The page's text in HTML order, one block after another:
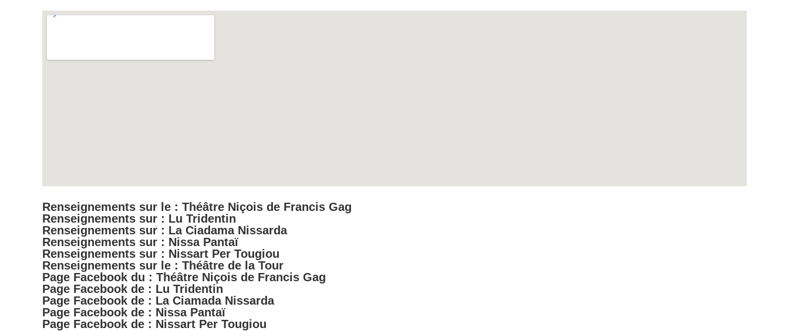
Renseignements sur le : Théâtre Niçois de Francis Gag
Renseignements sur : Lu Tridentin
Renseignements sur : La Ciadama Nissarda
Renseignements sur : Nissa Pantaï
Renseignements sur : Nissart Per Tougiou
Renseignements sur le : Théâtre de la Tour
Page Facebook du : Théâtre Niçois de Francis Gag
Page Facebook de : Lu Tridentin
Page Facebook de : La Ciamada Nissarda
Page Facebook de : Nissa Pantaï
Page Facebook de : Nissart Per Tougiou